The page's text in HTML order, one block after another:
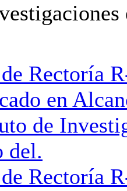
Rectoría
en
de
del.
Rectoría